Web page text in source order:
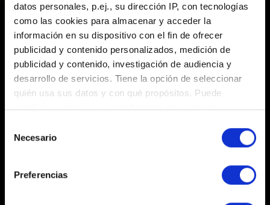
datos personales, p.ej., su dirección IP, con tecnologías
como las cookies para almacenar y acceder la
información en su dispositivo con el fin de ofrecer
publicidad y contenido personalizados, medición de
publicidad y contenido, investigación de audiencia y
desarrollo de servicios. Tiene la opción de seleccionar
quién usa sus datos y con qué propósitos. Puede
cambiar o retirar su consentimiento en cualquier
el Menú de consentimiento.
Recopilar información sobre su ubicación
Necesario
Preferencias
GWENT no estará disponible del 19 al 20 de septiembre
entre las 10:00 a las 16:00 (hora central europea de
verano) debido a tareas de mantenimiento en el servidor.